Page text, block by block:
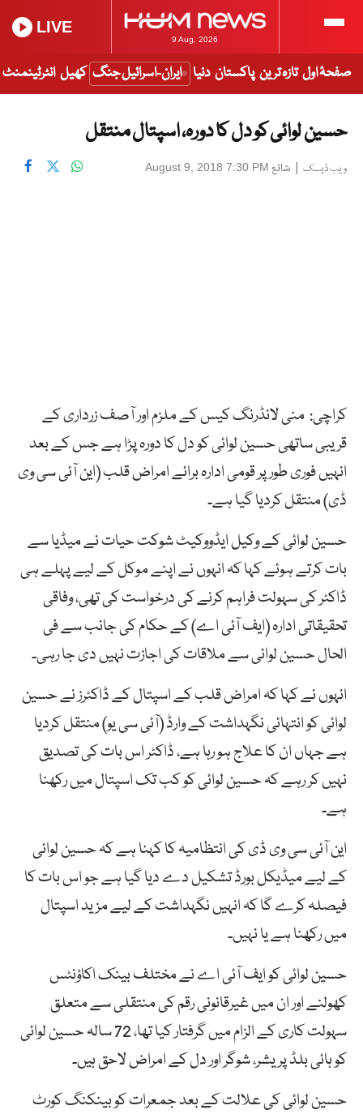
9 Aug, 2026
LIVE
صفحۂ اول تازہ ترین پاکستان دنیا ایران-اسرائیل جنگ کھیل انٹرٹینمنٹ
حسین لوائی کو دل کا دورہ، اسپتال منتقل
ویب ڈیسک | شائع August 9, 2018 7:30 PM
کراچی: منی لانڈرنگ کیس کے ملزم اور آصف زرداری کے
قریبی ساتھی حسین لوائی کو دل کا دورہ پڑا ہے جس کے بعد
انہیں فوری طور پر قومی ادارہ برائے امراض قلب (این آئی سی وی
ڈی) منتقل کردیا گیا ہے۔
حسین لوائی کے وکیل ایڈووکیٹ شوکت حیات نے میڈیا سے
بات کرتے ہوئے کہا کہ انہوں نے اپنے موکل کے لیے پہلے ہی
ڈاکٹر کی سہولت فراہم کرنے کی درخواست کی تھی، وفاقی
تحقیقاتی ادارہ (ایف آئی اے) کے حکام کی جانب سے فی
الحال حسین لوائی سے ملاقات کی اجازت نہیں دی جا رہی۔
انہوں نے کہا کہ امراض قلب کے اسپتال کے ڈاکٹرز نے حسین
لوائی کو انتہائی نگہداشت کے وارڈ (آئی سی یو) منتقل کردیا
ہے جہاں ان کا علاج ہو رہا ہے، ڈاکٹر اس بات کی تصدیق
نہیں کر رہے کہ حسین لوائی کو کب تک اسپتال میں رکھنا
ہے۔
این آئی سی وی ڈی کی انتظامیہ کا کہنا ہے کہ حسین لوائی
کے لیے میڈیکل بورڈ تشکیل دے دیا گیا ہے جو اس بات کا
فیصلہ کرے گا کہ انہیں نگہداشت کے لیے مزید اسپتال
میں رکھنا ہے یا نہیں۔
حسین لوائی کو ایف آئی اے نے مختلف بینک اکاؤنٹس
کھولنے اور ان میں غیرقانونی رقم کی منتقلی سے متعلق
سہولت کاری کے الزام میں گرفتار کیا تھا، 72 سالہ حسین لوائی
کو ہائی بلڈ پریشر، شوگر اور دل کے امراض لاحق ہیں۔
حسین لوائی کی علالت کے بعد جمعرات کو بینکنگ کورٹ